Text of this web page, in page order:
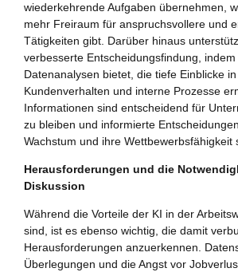
wiederkehrende Aufgaben übernehmen,
mehr Freiraum für anspruchsvollere und
Tätigkeiten gibt. Darüber hinaus
verbesserte Entscheidungsfindung,
Datenanalysen bietet, die tiefe Einblicke
Kundenverhalten und interne Prozesse
Informationen sind entscheidend für
zu bleiben und informierte
Wachstum und ihre Wettbewerbsfähigkeit
Herausforderungen und die
Diskussion
Während die Vorteile der KI in der
sind, ist es ebenso wichtig, die damit
Herausforderungen anzuerkennen.
Überlegungen und die Angst vor